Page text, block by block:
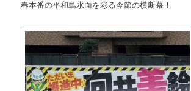
春本番の平和島水面を彩る今節の横断幕！